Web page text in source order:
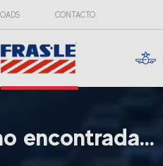
CONTACTO
encontrada...